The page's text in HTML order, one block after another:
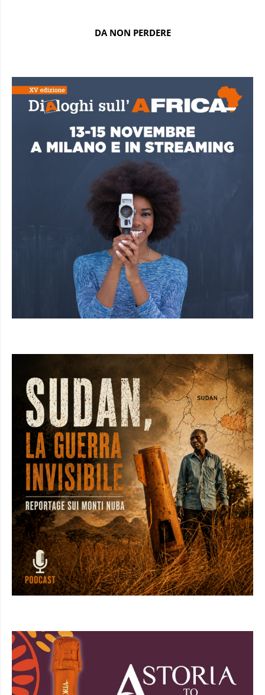
DA NON PERDERE